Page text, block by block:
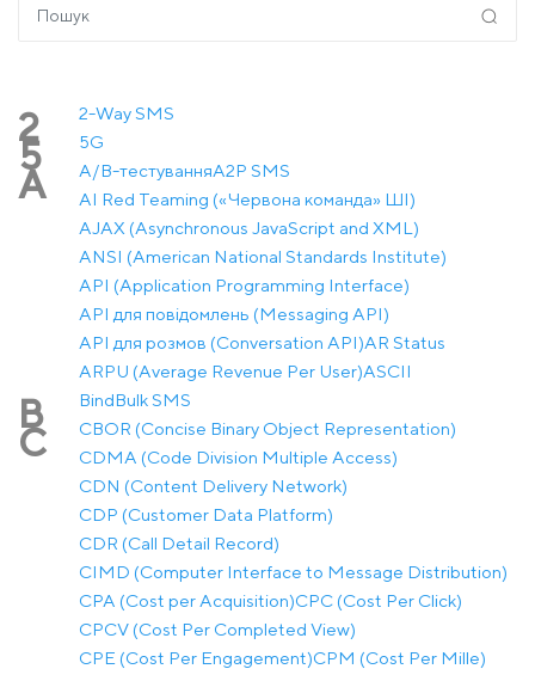
2 2-Way SMS
5 5G
A A/B-тестуванняA2P SMS
AI Red Teaming («Червона команда» ШІ)
AJAX (Asynchronous JavaScript and XML)
ANSI (American National Standards Institute)
API (Application Programming Interface)
API для повідомлень (Messaging API)
API для розмов (Conversation API)AR Status
ARPU (Average Revenue Per User)ASCII
B BindBulk SMS
C
CBOR (Concise Binary Object Representation)
CDMA (Code Division Multiple Access)
CDN (Content Delivery Network)
CDP (Customer Data Platform)
CDR (Call Detail Record)
CIMD (Computer Interface to Message Distribution)
CPA (Cost per Acquisition)CPC (Cost Per Click)
CPCV (Cost Per Completed View)
CPE (Cost Per Engagement)CPM (Cost Per Mille)